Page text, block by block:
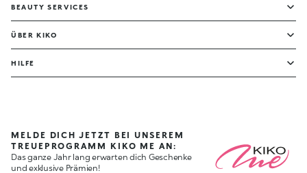
BEAUTY SERVICES
ÜBER KIKO
HILFE
MELDE DICH JETZT BEI UNSEREM
TREUEPROGRAMM KIKO ME AN:
Das ganze Jahr lang erwarten dich Geschenke
und exklusive Prämien!